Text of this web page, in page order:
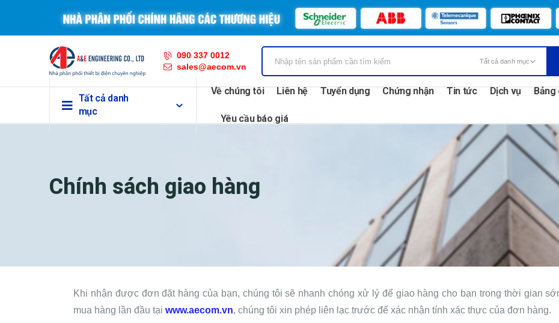
090 337 0012
sales@aecom.vn
Tất cả danh
mục
Về chúng tôi Liên hệ Tuyển dụng Chứng nhận Tin tức Dịch vụ Bảng
Yêu cầu báo giá
Chính sách giao hàng
Khi nhận được đơn đặt hàng của bạn, chúng tôi sẽ nhanh chóng xử lý để giao hàng cho bạn trong thời gian
mua hàng lần đầu tại www.aecom.vn, chúng tôi xin phép liên lạc trước để xác nhận tính xác thực của đơn hàng.